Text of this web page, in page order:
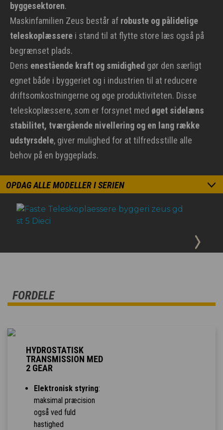
byggesektoren.
Maskinfamilien Zeus består af robuste og pålidelige
teleskoplæssere i stand til at flytte store læs også på
begrænset plads.
Dens enestående kraft og smidighed gør den særligt
egnet både i byggeriet og i industrien til at reducere
driftsomkostningerne og øge produktiviteten. Disse
teleskoplæssere, som er forsynet med øget sidelæns
stabilitet, tværgående nivellering og en lang række
udstyrsdele, giver mulighed for at tilfredsstille alle
behov på en byggeplads.
OPDAG ALLE MODELLER I SERIEN
FORDELE
HYDROSTATISK
TRANSMISSION MED
2 GEAR
Elektronisk styring:
maksimal præcision
også ved fuld
hastighed